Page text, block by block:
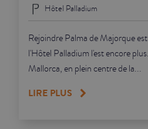
Hôtel Palladium
Rejoindre Palma de Majorque
l'Hôtel Palladium l'est encore
Mallorca, en plein centre de la...
LIRE PLUS